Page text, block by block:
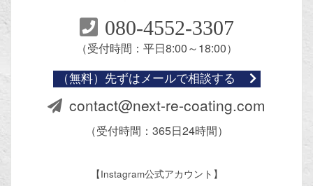
080-4552-3307
（受付時間：平日8:00～18:00）
（無料）先ずはメールで相談する
contact@next-re-coating.com
（受付時間：365日24時間）
【Instagram公式アカウント】